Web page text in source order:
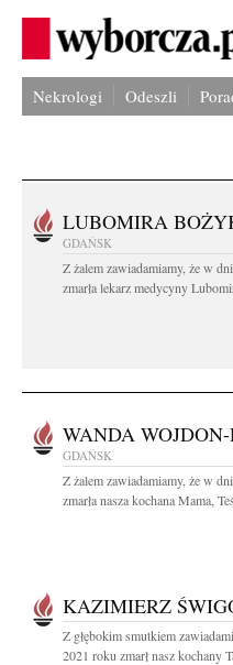
Nekrologi Odeszli
LUBOMIRA
GDAŃSK
Z żalem zawiadamiamy, że w
zmarła lekarz medycyny
WANDA
GDAŃSK
Z żalem zawiadamiamy, że w
zmarła nasza kochana Mama,
KAZIMIERZ
Z głębokim smutkiem
2021 roku zmarł nasz kochany